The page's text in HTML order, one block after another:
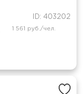
ID: 403202
1 561 руб./чел.